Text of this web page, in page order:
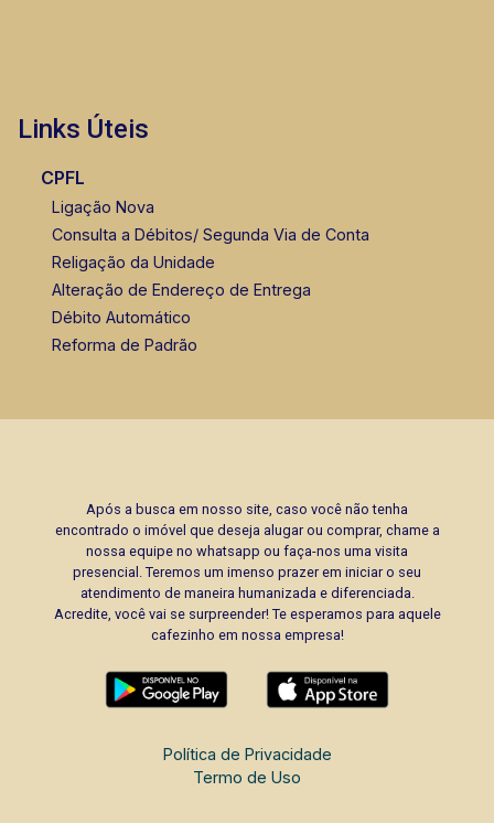
(16) 99105-3578
Corretor(a) Online
Links Úteis
CPFL
Ligação Nova
Consulta a Débitos/ Segunda Via de Conta
Religação da Unidade
Alteração de Endereço de Entrega
Débito Automático
Reforma de Padrão
Após a busca em nosso site, caso você não tenha
encontrado o imóvel que deseja alugar ou comprar, chame a
nossa equipe no whatsapp ou faça-nos uma visita
presencial. Teremos um imenso prazer em iniciar o seu
atendimento de maneira humanizada e diferenciada.
Acredite, você vai se surpreender! Te esperamos para aquele
cafezinho em nossa empresa!
Política de Privacidade
Termo de Uso